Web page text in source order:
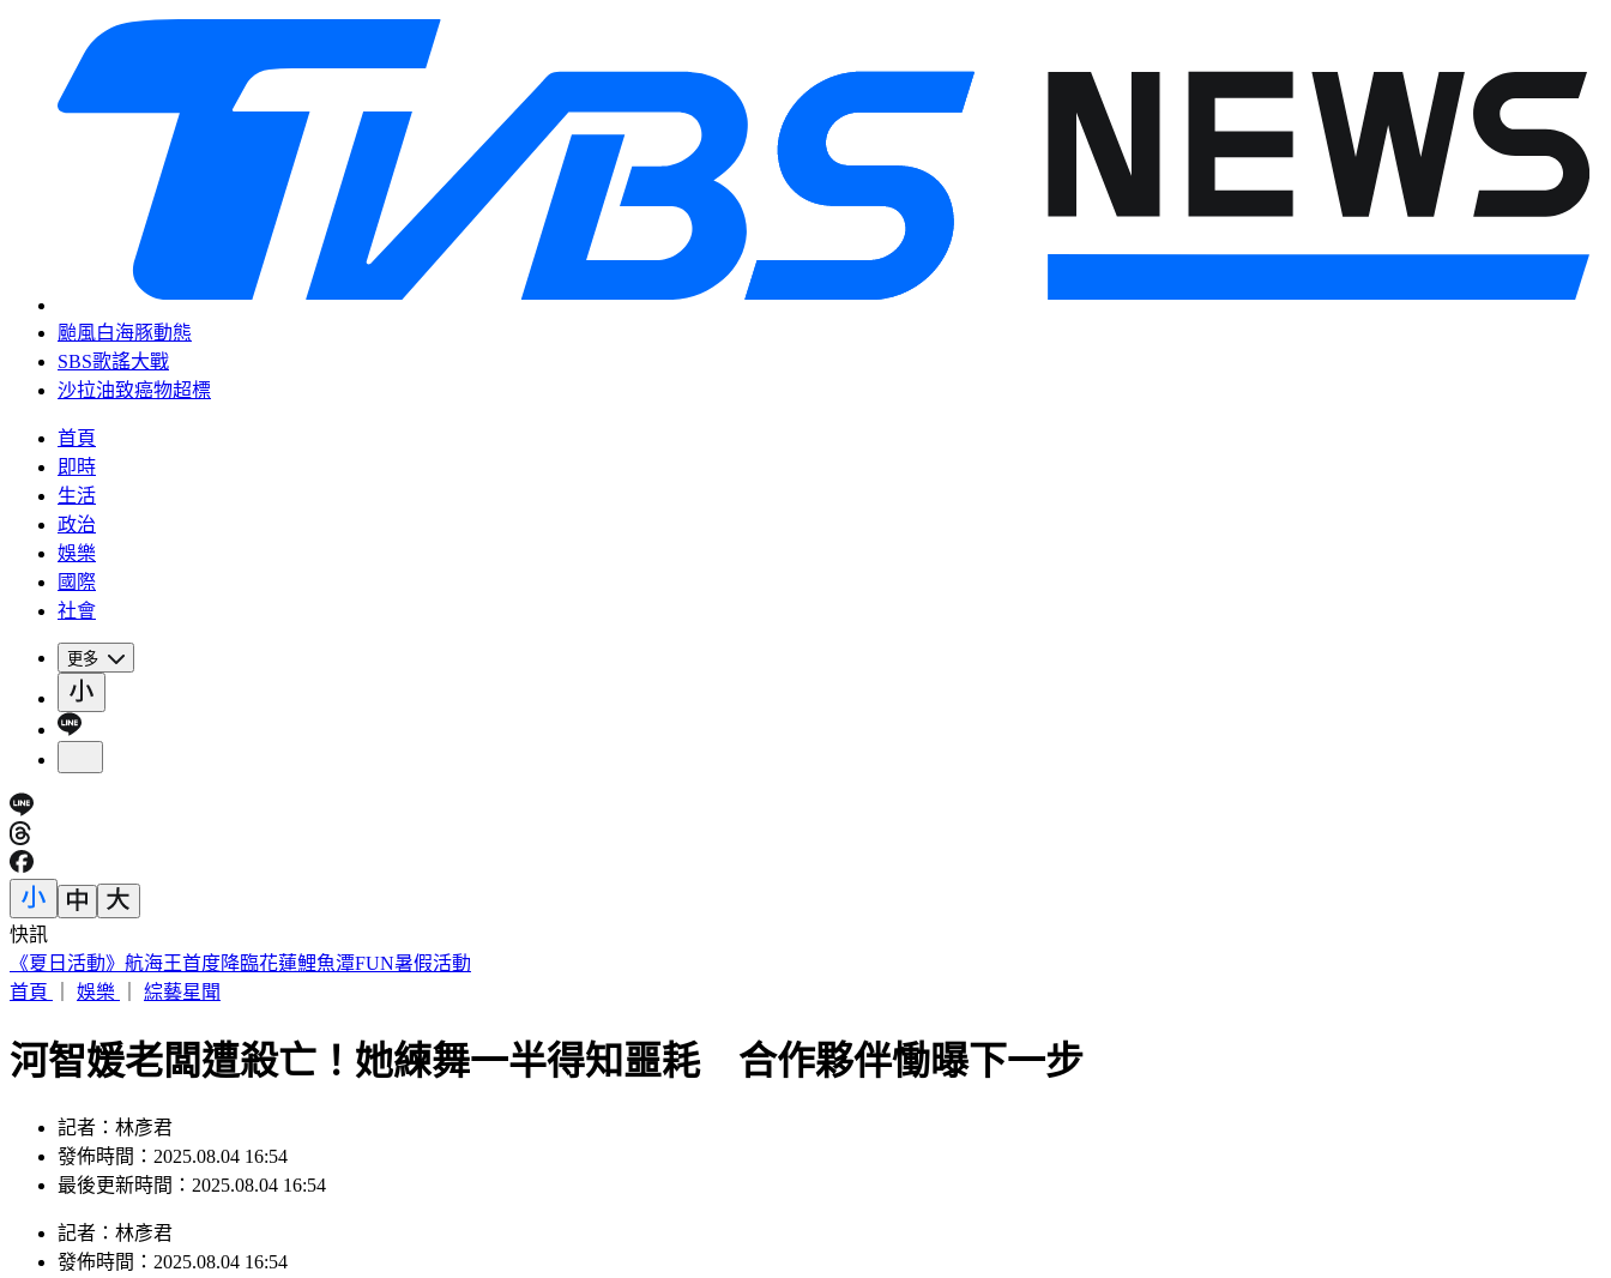
颱風白海豚動態
SBS歌謠大戰
沙拉油致癌物超標
首頁
即時
生活
政治
娛樂
國際
社會
更多
快訊
今年首例本土傷寒 中部7旬婦無旅遊史發燒確診
首頁
娛樂 綜藝星聞
河智媛老闆遭殺亡！她練舞一半得知噩耗 合作夥伴慟曝下一步
記者：林彥君
發佈時間：2025.08.04 16:54
最後更新時間：2025.08.04 16:54
記者 ： 林彥君
發佈時間： 2025.08.04 16:54